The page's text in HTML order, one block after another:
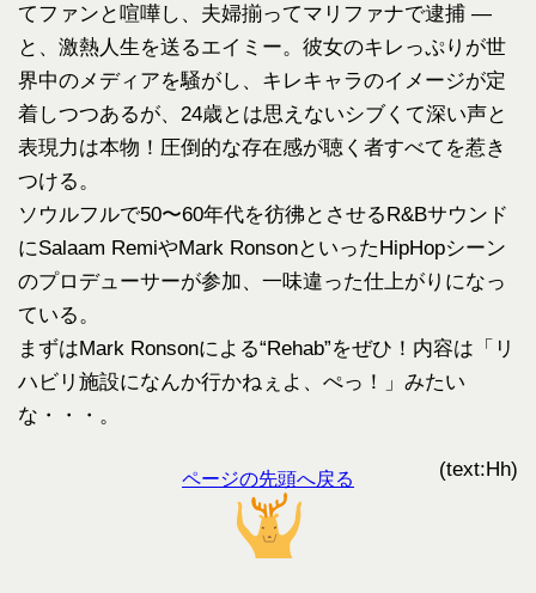
てファンと喧嘩し、夫婦揃ってマリファナで逮捕 ―
と、激熱人生を送るエイミー。彼女のキレっぷりが世
界中のメディアを騒がし、キレキャラのイメージが定
着しつつあるが、24歳とは思えないシブくて深い声と
表現力は本物！圧倒的な存在感が聴く者すべてを惹き
つける。
ソウルフルで50〜60年代を彷彿とさせるR&Bサウンド
にSalaam RemiやMark RonsonといったHipHopシーン
のプロデューサーが参加、一味違った仕上がりになっ
ている。
まずはMark Ronsonによる“Rehab”をぜひ！内容は「リ
ハビリ施設になんか行かねぇよ、ぺっ！」みたい
な・・・。
(text:Hh)
ページの先頭へ戻る